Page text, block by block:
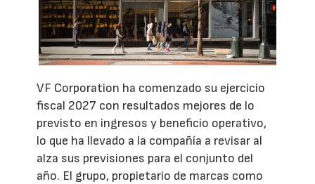
VF Corporation ha comenzado su ejercicio
fiscal 2027 con resultados mejores de lo
previsto en ingresos y beneficio operativo,
lo que ha llevado a la compañía a revisar al
alza sus previsiones para el conjunto del
año. El grupo, propietario de marcas como